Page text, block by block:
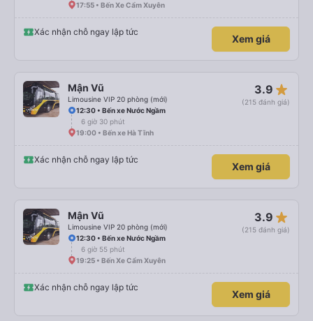
17:55 • Bến Xe Cẩm Xuyên
Xác nhận chỗ ngay lập tức
Xem giá
Mận Vũ
Limousine VIP 20 phòng (mới)
3.9 star_rate
(215 đánh giá)
12:30 • Bến xe Nước Ngầm
6 giờ 30 phút
19:00 • Bến xe Hà Tĩnh
Xác nhận chỗ ngay lập tức
Xem giá
Mận Vũ
Limousine VIP 20 phòng (mới)
3.9 star_rate
(215 đánh giá)
12:30 • Bến xe Nước Ngầm
6 giờ 55 phút
19:25 • Bến Xe Cẩm Xuyên
Xác nhận chỗ ngay lập tức
Xem giá